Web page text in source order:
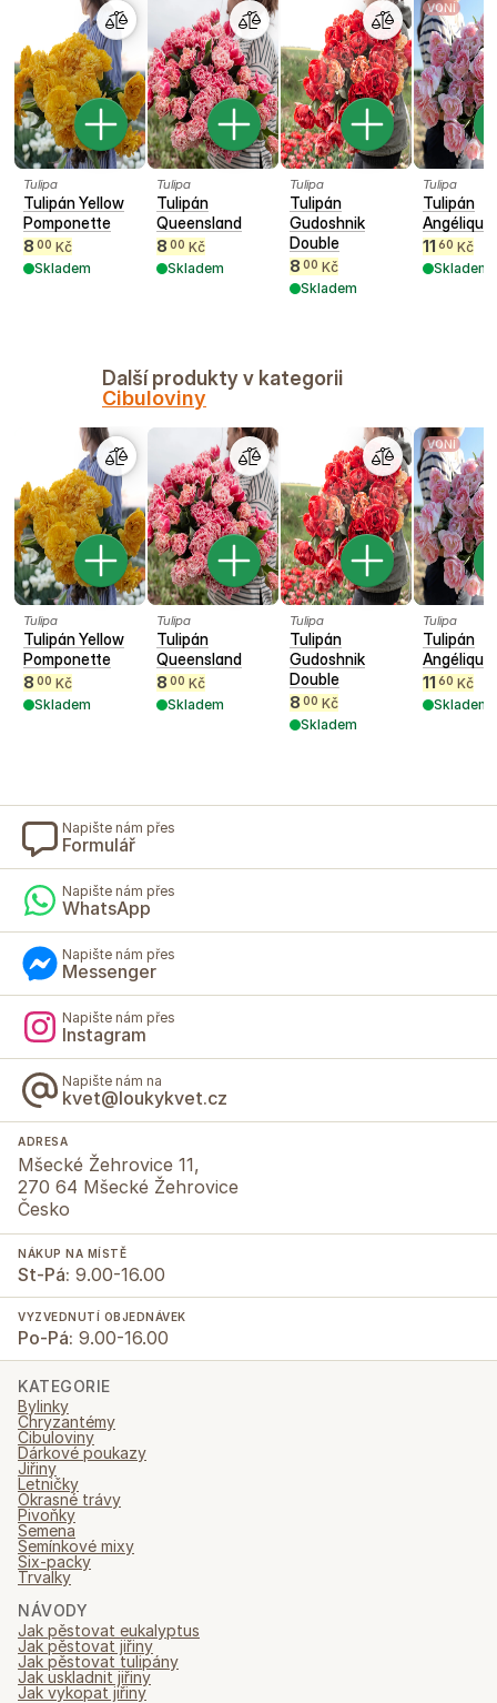
Tulipa
Tulipán Yellow
Pomponette
8 00 Kč
Skladem
Tulipa
Tulipán
Queensland
8 00 Kč
Skladem
Tulipa
Tulipán
Gudoshnik
Double
8 00 Kč
Skladem
VONÍ
Tulipa
Tulipán
Angélique
11 60 Kč
Skladem
Další produkty v kategorii
Cibuloviny
Tulipa
Tulipán Yellow
Pomponette
8 00 Kč
Skladem
Tulipa
Tulipán
Queensland
8 00 Kč
Skladem
Tulipa
Tulipán
Gudoshnik
Double
8 00 Kč
Skladem
VONÍ
Tulipa
Tulipán
Angélique
11 60 Kč
Skladem
Napište nám přes
Formulář
Napište nám přes
WhatsApp
Napište nám přes
Messenger
Napište nám přes
Instagram
Napište nám na
kvet@loukykvet.cz
ADRESA
Mšecké Žehrovice 11,
270 64 Mšecké Žehrovice
Česko
NÁKUP NA MÍSTĚ
St-Pá: 9.00-16.00
VYZVEDNUTÍ OBJEDNÁVEK
Po-Pá: 9.00-16.00
KATEGORIE
Bylinky
Chryzantémy
Cibuloviny
Dárkové poukazy
Jiřiny
Letničky
Okrasné trávy
Pivoňky
Semena
Semínkové mixy
Six-packy
Trvalky
NÁVODY
Jak pěstovat eukalyptus
Jak pěstovat jiřiny
Jak pěstovat tulipány
Jak uskladnit jiřiny
Jak vykopat jiřiny